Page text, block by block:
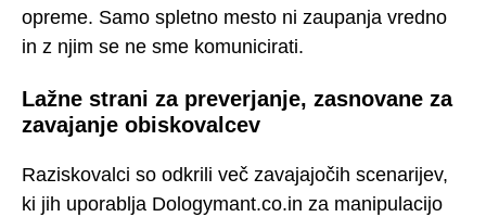
opreme. Samo spletno mesto ni zaupanja vredno
in z njim se ne sme komunicirati.
Lažne strani za preverjanje, zasnovane za
zavajanje obiskovalcev
Raziskovalci so odkrili več zavajajočih scenarijev,
ki jih uporablja Dologymant.co.in za manipulacijo